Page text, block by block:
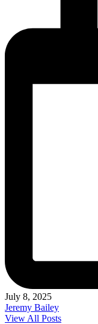
July 8, 2025
Jeremy Bailey
View All Posts